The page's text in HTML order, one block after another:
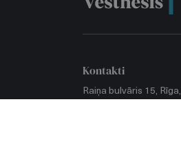
Kontakti
Raiņa bulvāris 15, Rīga,